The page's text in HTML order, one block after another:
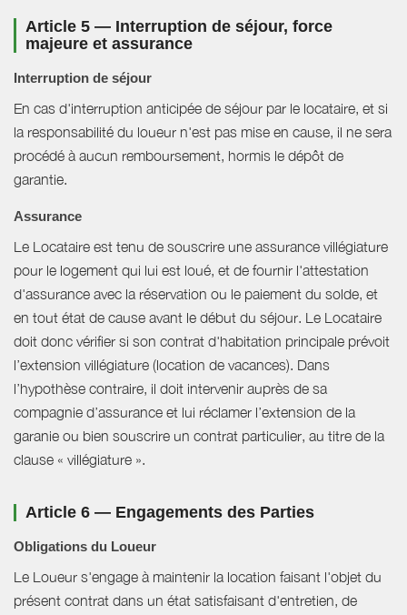
Article 5 — Interruption de séjour, force
majeure et assurance
Interruption de séjour
En cas d'interruption anticipée de séjour par le locataire, et si
la responsabilité du loueur n'est pas mise en cause, il ne sera
procédé à aucun remboursement, hormis le dépôt de
garantie.
Assurance
Le Locataire est tenu de souscrire une assurance villégiature
pour le logement qui lui est loué, et de fournir l'attestation
d'assurance avec la réservation ou le paiement du solde, et
en tout état de cause avant le début du séjour. Le Locataire
doit donc vérifier si son contrat d'habitation principale prévoit
l’extension villégiature (location de vacances). Dans
l’hypothèse contraire, il doit intervenir auprès de sa
compagnie d’assurance et lui réclamer l’extension de la
garanie ou bien souscrire un contrat particulier, au titre de la
clause « villégiature ».
Article 6 — Engagements des Parties
Obligations du Loueur
Le Loueur s'engage à maintenir la location faisant l'objet du
présent contrat dans un état satisfaisant d'entretien, de